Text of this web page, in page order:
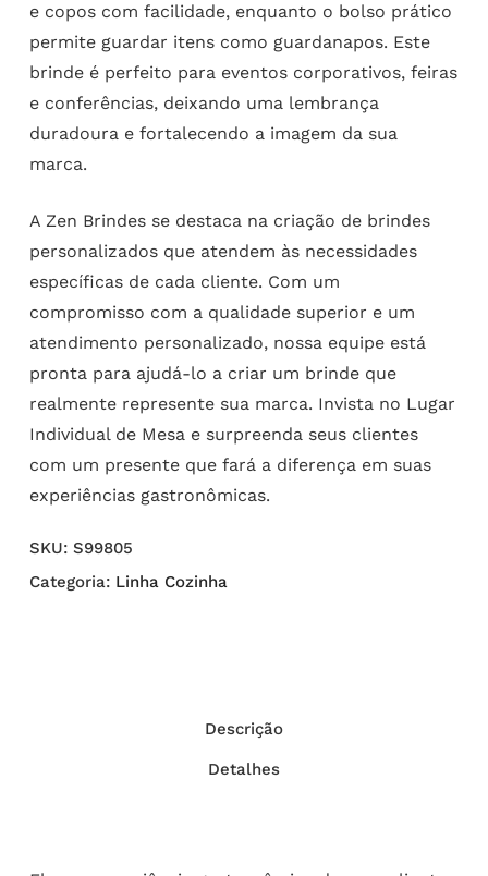
e copos com facilidade, enquanto o bolso prático
permite guardar itens como guardanapos. Este
brinde é perfeito para eventos corporativos, feiras
e conferências, deixando uma lembrança
duradoura e fortalecendo a imagem da sua
marca.
A Zen Brindes se destaca na criação de brindes
personalizados que atendem às necessidades
específicas de cada cliente. Com um
compromisso com a qualidade superior e um
atendimento personalizado, nossa equipe está
pronta para ajudá-lo a criar um brinde que
realmente represente sua marca. Invista no Lugar
Individual de Mesa e surpreenda seus clientes
com um presente que fará a diferença em suas
experiências gastronômicas.
SKU: S99805
Categoria: Linha Cozinha
Descrição
Detalhes